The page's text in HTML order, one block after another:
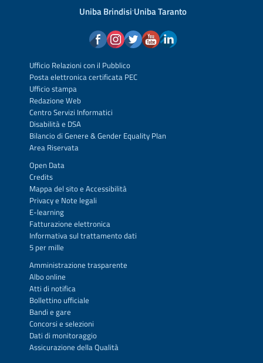
Uniba Brindisi·Uniba Taranto
Ufficio Relazioni con il Pubblico
Posta elettronica certificata PEC
Ufficio stampa
Redazione Web
Centro Servizi Informatici
Disabilità e DSA
Bilancio di Genere & Gender Equality Plan
Area Riservata
Open Data
Credits
Mappa del sitoe Accessibilità
Privacye Note legali
E-learning
Fatturazione elettronica
Informativa sul trattamento dati
5 per mille
Amministrazione trasparente
Albo online
Atti di notifica
Bollettino ufficiale
Bandi e gare
Concorsi e selezioni
Dati di monitoraggio
Assicurazione della Qualità